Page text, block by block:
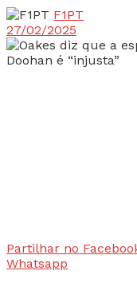
F1PT
27/02/2025
Partilhar no
Whatsapp